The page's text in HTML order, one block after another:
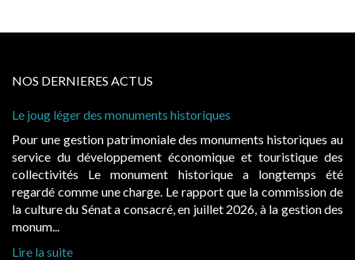
NOS DERNIERES ACTUS
historiques au
et touristique des
a longtemps été
que la commission de
2026, à la gestion des
Cabines de plage : le juge admet des
Evocatrices des bains de mer, les
également un beau sujet domanial.
public, elles donnent lieu au
d’occupation. Saisies par des